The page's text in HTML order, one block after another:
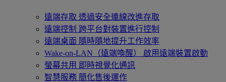
遠端存取 透過安全連線改進存取
遠端控制 跨平台對裝置進行控制
遠端桌面 隨時隨地提升工作效率
Wake-on-LAN（遠端喚醒）
啟用遠端裝置啟動
螢幕共用 即時視覺化通訊
智慧服務 簡化售後運作